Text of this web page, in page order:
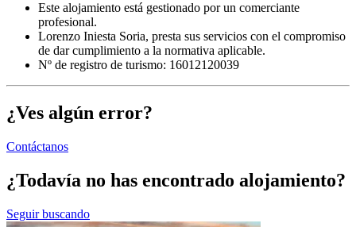
Este alojamiento está gestionado por un comerciante
profesional.
Lorenzo Iniesta Soria, presta sus servicios con el compromiso
de dar cumplimiento a la normativa aplicable.
Nº de registro de turismo: 16012120039
¿Ves algún error?
Contáctanos
¿Todavía no has encontrado alojamiento?
Seguir buscando